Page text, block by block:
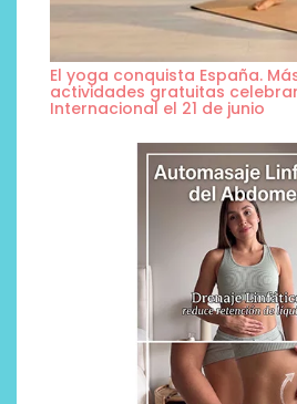
El yoga conquista España.
actividades gratuitas
Internacional el 21 de junio